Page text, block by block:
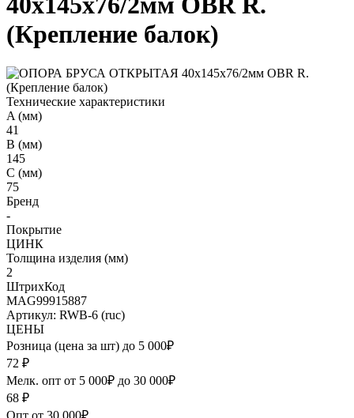
(Крепление балок)
Технические характеристики
A (мм)
41
B (мм)
145
C (мм)
75
Бренд
-
Покрытие
ЦИНК
Толщина изделия (мм)
2
ШтрихКод
MAG99915887
Артикул: RWB-6 (ruc)
ЦЕНЫ
Розница (цена за шт) до 5 000₽
72 ₽
Мелк. опт от 5 000₽ до 30 000₽
68 ₽
Опт от 30 000₽